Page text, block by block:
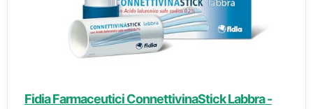
Fidia Farmaceutici ConnettivinaStick Labbra -